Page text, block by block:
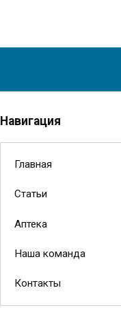
Навигация
Главная
Статьи
Аптека
Наша команда
Контакты